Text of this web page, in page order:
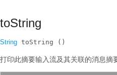
toString
String toString ()
打印此摘要输入流及其关联的消息摘